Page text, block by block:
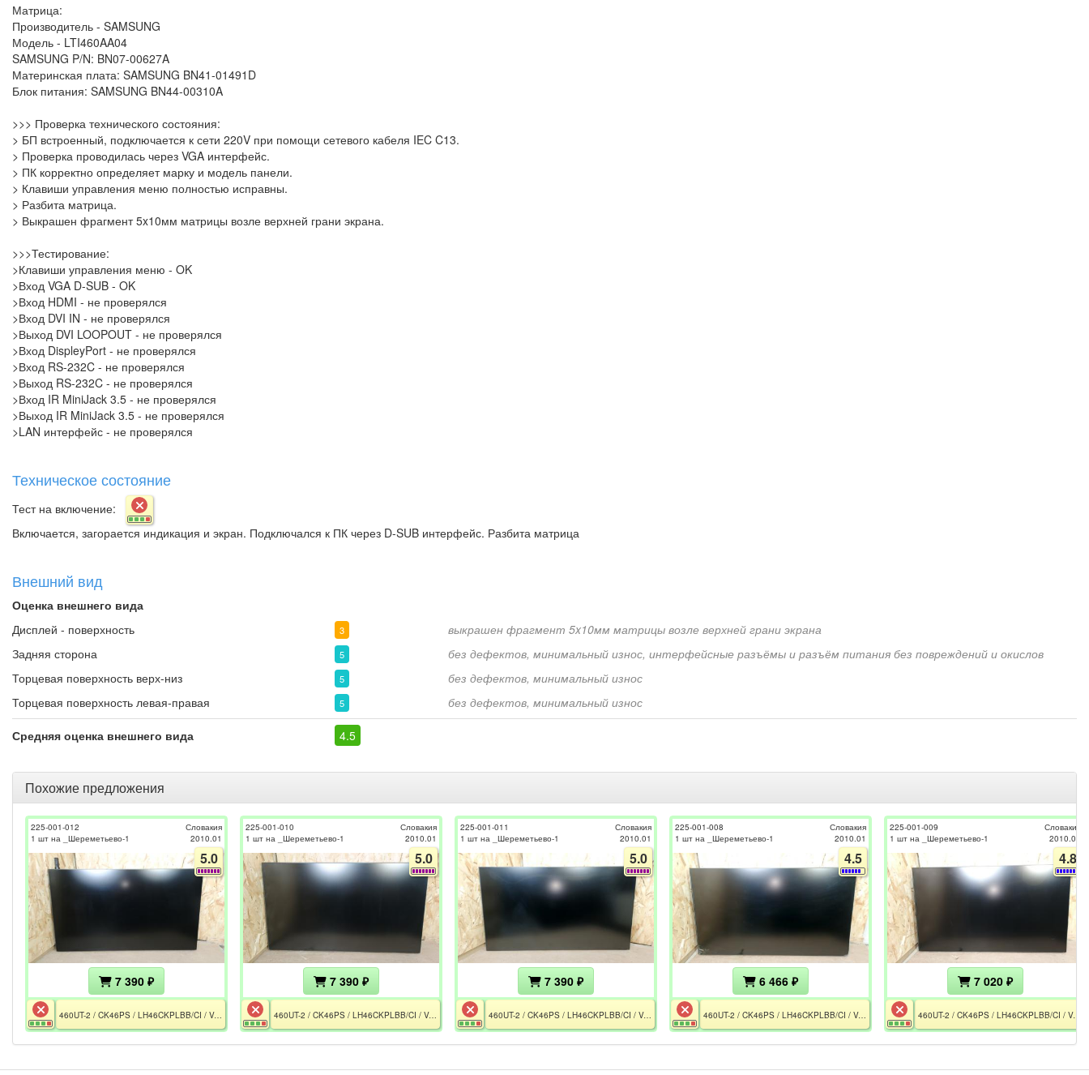
Матрица:
Производитель - SAMSUNG
Модель - LTI460AA04
SAMSUNG P/N: BN07-00627A
Материнская плата: SAMSUNG BN41-01491D
Блок питания: SAMSUNG BN44-00310A
>>> Проверка технического состояния:
> БП встроенный, подключается к сети 220V при помощи сетевого кабеля IEC C13.
> Проверка проводилась через VGA интерфейс.
> ПК корректно определяет марку и модель панели.
> Клавиши управления меню полностью исправны.
> Разбита матрица.
> Выкрашен фрагмент 5x10мм матрицы возле верхней грани экрана.
>>>Тестирование:
>Клавиши управления меню - OK
>Вход VGA D-SUB - OK
>Вход HDMI - не проверялся
>Вход DVI IN - не проверялся
>Выход DVI LOOPOUT - не проверялся
>Вход DispleyPort - не проверялся
>Вход RS-232C - не проверялся
>Выход RS-232C - не проверялся
>Вход IR MiniJack 3.5 - не проверялся
>Выход IR MiniJack 3.5 - не проверялся
>LAN интерфейс - не проверялся
Техническое состояние
Тест на включение:
Включается, загорается индикация и экран. Подключался к ПК через D-SUB интерфейс. Разбита матрица
Внешний вид
Оценка внешнего вида
Дисплей - поверхность
3
выкрашен фрагмент 5x10мм матрицы возле верхней грани экрана
Задняя сторона
5
без дефектов, минимальный износ, интерфейсные разъёмы и разъём питания без повреждений и окислов
Торцевая поверхность верх-низ
5
без дефектов, минимальный износ
Торцевая поверхность левая-правая
5 без дефектов, минимальный износ
Средняя оценка внешнего вида 4.5
Похожие предложения
225-001-012
1 шт на _Шереметьево-1
Словакия
2010.01
5.0
7 390 ₽
460UT-2 / CK46PS / LH46CKPLBB/CI / Version SP01 / BN41-01491D / BN44-00310A / BN07-00627A / CE / РСТ / Разбита матрица
225-001-010
1 шт на _Шереметьево-1
Словакия
2010.01
5.0
7 390 ₽
460UT-2 / CK46PS / LH46CKPLBB/CI / Version SP01 / BN41-01491D / BN44-00310A / BN07-00627A / CE / РСТ / Разбита матрица
225-001-011
1 шт на _Шереметьево-1
Словакия
2010.01
5.0
7 390 ₽
460UT-2 / CK46PS / LH46CKPLBB/CI / Version SP01 / BN41-01491D / BN44-00310A / BN07-00627A / CE / РСТ / Разбита матрица
225-001-008
1 шт на _Шереметьево-1
Словакия
2010.01
4.5
6 466 ₽
460UT-2 / CK46PS / LH46CKPLBB/CI / Version SP01 / BN41-01491D / BN44-00310A / BN07-00627A / CE / РСТ / Разбита матрица
225-001-009
1 шт на _Шереметьево-1
Словакия
2010.01
4.8
7 020 ₽
460UT-2 / CK46PS / LH46CKPLBB/CI / Version SP01 / BN41-01491D / BN44-00310A / BN07-00627A / CE / РСТ / Разбита матрица